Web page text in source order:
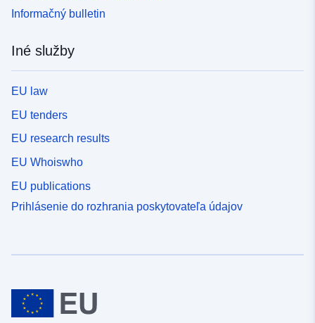
Informačný bulletin
Iné služby
EU law
EU tenders
EU research results
EU Whoiswho
EU publications
Prihlásenie do rozhrania poskytovateľa údajov